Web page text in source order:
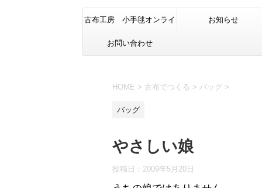
古布工房 小手毬オンライ
ンショップ
お知らせ
お問い合わせ
HOME > 古布でつくる > バッグ >
バッグ
やさしい娘
投稿日： 2009年5月20日